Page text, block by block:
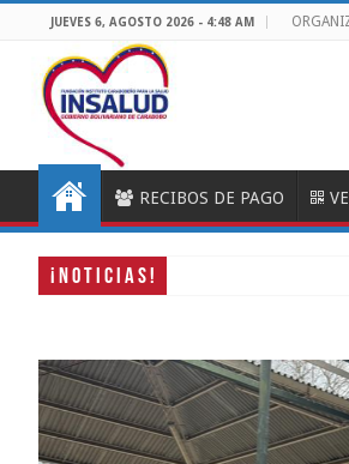
JUEVES 6, AGOSTO 2026 - 4:48 AM
RECIBOS DE PAGO
¡ N O T I C I A S !